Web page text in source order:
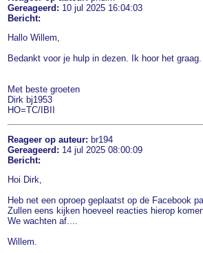
Gereageerd: 10 jul 2025 16:04:03
Bericht:
Hallo Willem,
Bedankt voor je hulp in dezen. Ik hoor het
Met beste groeten
Dirk bj1953
HO=TC/IBII
Reageer op auteur: br194
Gereageerd: 14 jul 2025 08:00:09
Bericht:
Hoi Dirk,
Heb net een oproep geplaatst op de Facebook
Zullen eens kijken hoeveel reacties hierop
We wachten af....
Willem.